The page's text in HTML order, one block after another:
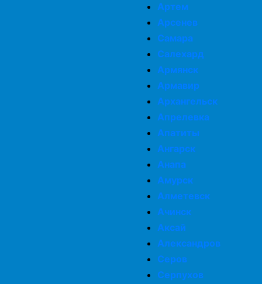
Артем
Арсенев
Самара
Салехард
Армянск
Армавир
Архангельск
Апрелевка
Апатиты
Ангарск
Анапа
Амурск
Алметевск
Ачинск
Аксай
Александров
Серов
Серпухов